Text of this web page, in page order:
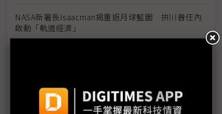
NASA新署長Isaacman揭重返月球藍圖 拚川普任內
啟動「軌道經濟」
黃仁勳誠聘Groq 員工股權「折現」約9成隨CEO加
入NVIDIA